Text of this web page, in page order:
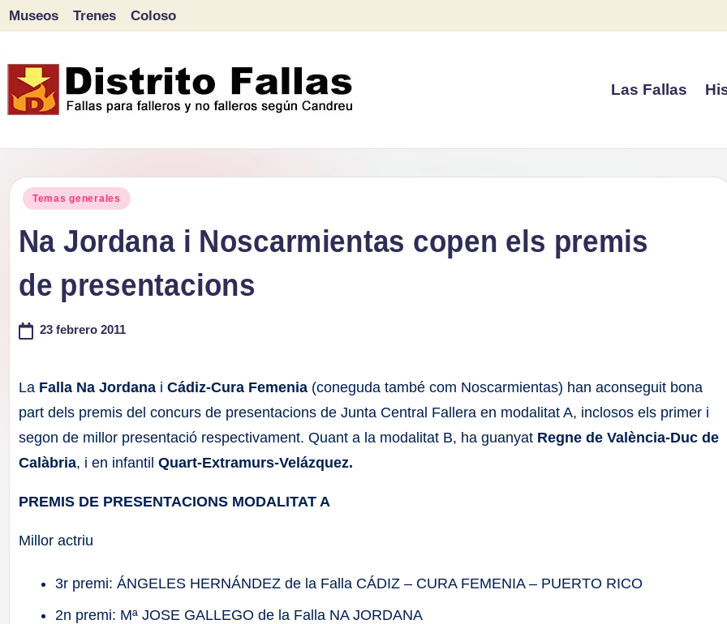
contenido
Museos Trenes Coloso
Las Fallas
Publicado
Temas generales
Na Jordana i Noscarmientas copen els premis
de presentacions
23 febrero 2011
La Falla Na Jordana iCádiz-Cura Femenia (coneguda també com Noscarmientas) han aconseguit bona
part dels premis del concurs de presentacions de Junta Central Fallera en modalitat A, inclosos els primer i
segon de millor presentació respectivament. Quant a la modalitat B, ha guanyat Regne de València-Duc de
Calàbria, i en infantilQuart-Extramurs-Velázquez.
PREMIS DE PRESENTACIONS MODALITAT A
Millor actriu
3r premi: ÁNGELES HERNÁNDEZ de la Falla CÁDIZ – CURA FEMENIA – PUERTO RICO
2n premi: Mª JOSE GALLEGO de la Falla NA JORDANA